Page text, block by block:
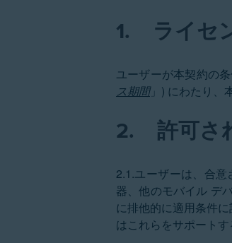
1. ライセ
ユーザーが本契約の
ス期間」) にわたり、
2. 許可さ
2.1.ユーザーは、合
器、他のモバイル デ
に排他的に適用条件
はこれらをサポート